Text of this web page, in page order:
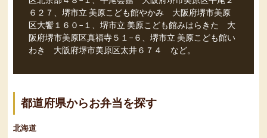
６２７、堺市立 美原こども館やかみ 大阪府堺市美原
区大饗１６０−１、堺市立 美原こども館みはらきた 大
阪府堺市美原区真福寺５１−６、堺市立 美原こども館い
わき 大阪府堺市美原区太井６７４ など。
都道府県からお弁当を探す
北海道